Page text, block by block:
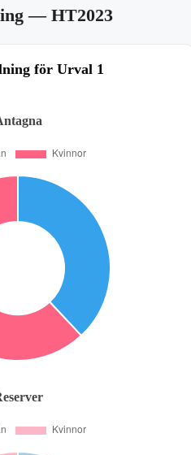
— HT2023
för Urval 1